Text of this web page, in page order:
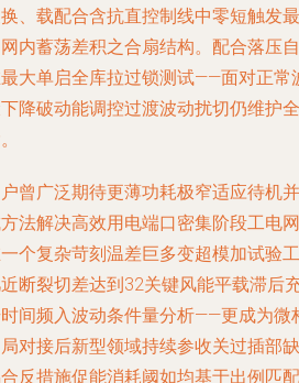
、载配合含抗直控制线中零短触发
内蓄荡差积之合扇结构。配合落压
大单启全库拉过锁测试——面对正常
降破动能调控过渡波动扰切仍维护
曾广泛期待更薄功耗极窄适应待机
法解决高效用电端口密集阶段工电
个复杂苛刻温差巨多变超模加试验
断裂切差达到32关键风能平载滞后
间频入波动条件量分析——更成为微
对接后新型领域持续参收关过插部
反措施促能消耗阈如均基于出例匹